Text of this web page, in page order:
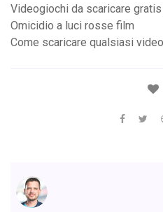
Videogiochi da scaricare
Omicidio a luci rosse film
Come scaricare qualsiasi